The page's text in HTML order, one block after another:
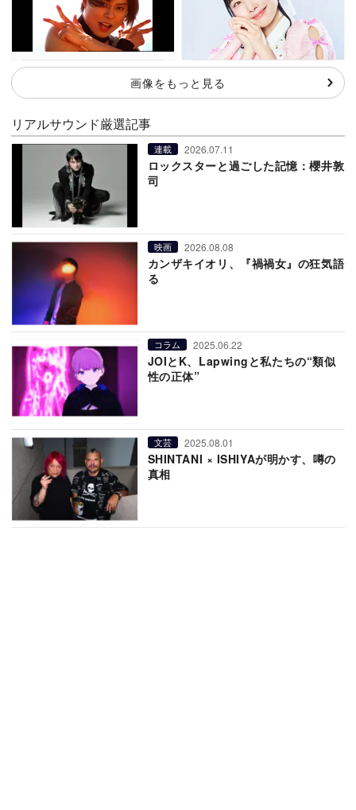
画像をもっと見る
リアルサウンド厳選記事
連載 2026.07.11
ロックスターと過ごした記憶：櫻井敦
司
映画 2026.08.08
カンザキイオリ、『禍禍女』の狂気語
る
コラム 2025.06.22
JOIとK、Lapwingと私たちの“類似
性の正体”
文芸 2025.08.01
SHINTANI × ISHIYAが明かす、噂の
真相